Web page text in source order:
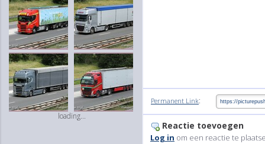
loading...
Permanent Link:
Reactie toevoegen
Log in om een reactie te